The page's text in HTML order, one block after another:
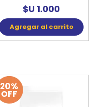
$U 1.000
Agregar al carrito
20%
OFF